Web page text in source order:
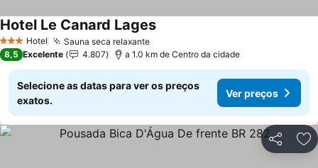
3 EstrelasHotel Sauna seca relaxante
Hotel Le Canard Lages
8,5 Excelente 4.807 a 1.0 km de Centro da cidade
Selecione as datas para ver os preços
exatos.
Ver preços
Partilhar